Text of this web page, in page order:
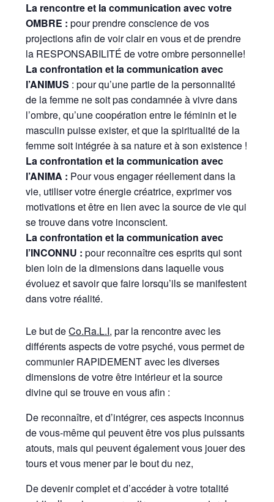
La rencontre et la communication avec votre
OMBRE :pour prendre conscience de vos
projections afin de voir clair en vous et de prendre
la RESPONSABILITÉ de votre ombre personnelle!
La confrontation et la communication avec
l’ANIMUS : pour qu’une partie de la personnalité
de la femme ne soit pas condamnée à vivre dans
l’ombre, qu’une coopération entre le féminin et le
masculin puisse exister, et que la spiritualité de la
femme soit intégrée à sa nature et à son existence !
La confrontation et la communication avec
l’ANIMA : Pour vous engager réellement dans la
vie, utiliser votre énergie créatrice, exprimer vos
motivations et être en lien avec la source de vie qui
se trouve dans votre inconscient.
La confrontation et la communication avec
l’INCONNU :pour reconnaître ces esprits qui sont
bien loin de la dimensions dans laquelle vous
évoluez et savoir que faire lorsqu’ils se manifestent
dans votre réalité.
Le but deCo.Ra.L.I, par la rencontre avec les
différents aspects de votre psyché, vous permet de
communier RAPIDEMENT avec les diverses
dimensions de votre être intérieur et la source
divine qui se trouve en vous afin :
De reconnaître, et d’intégrer, ces aspects inconnus
de vous-même qui peuvent être vos plus puissants
atouts, mais qui peuvent également vous jouer des
tours et vous mener par le bout du nez,
De devenir complet et d’accéder à votre totalité